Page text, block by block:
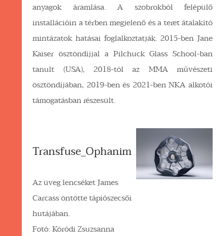
anyagok áramlása. A szobrokból felépülő
installációin a térben megjelenő és a teret átalakító
mintázatok hatásai foglalkoztatják. 2015-ben Jane
Kaiser ösztöndíjjal a Pilchuck Glass School-ban
tanult (USA), 2018-tól az MMA művészeti
ösztöndíjában, 2019-ben és 2021-ben NKA alkotói
támogatásban részesült.
Transfuse_Ophanim
Az üveg lencséket James
Carcass öntötte tápiószecsői
hutájában.
Fotó: Kóródi Zsuzsanna